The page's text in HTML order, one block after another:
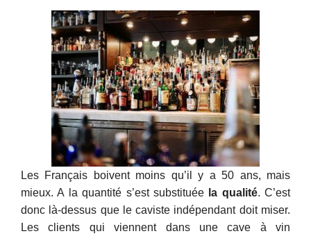
Les Français boivent moins qu’il y a 50 ans, mais
mieux. A la quantité s’est substituée la qualité. C’est
donc là-dessus que le caviste indépendant doit miser.
Les clients qui viennent dans une cave à vin